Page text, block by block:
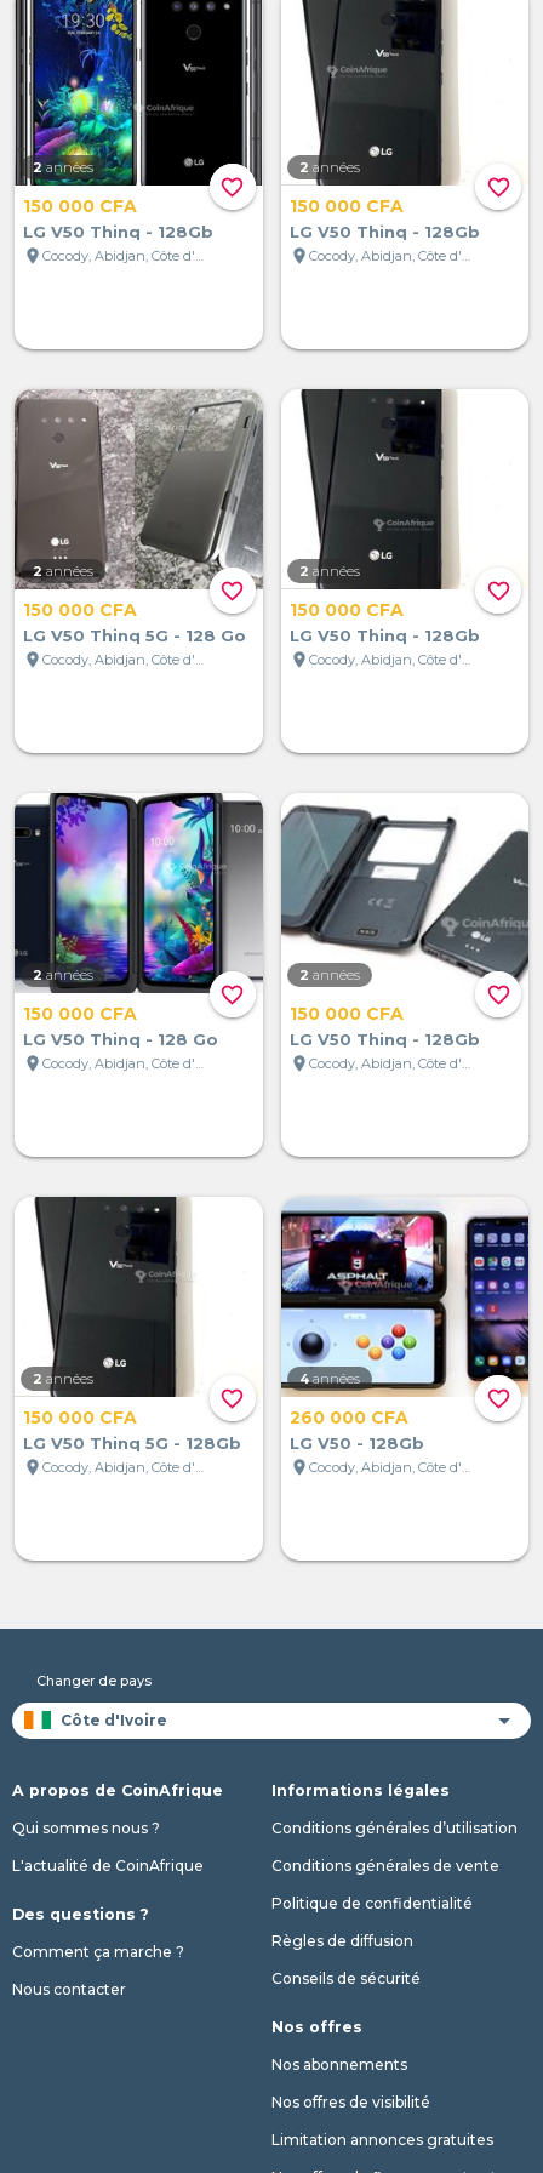
favorite_border
2 années
150 000 CFA
LG V50 Thinq - 128Gb
location_on
favorite_border
2 années
150 000 CFA
LG V50 Thinq - 128Gb
location_on
favorite_border
2 années
150 000 CFA
LG V50 Thinq 5G - 128 Go
location_on
favorite_border
2 années
150 000 CFA
LG V50 Thinq - 128Gb
location_on
favorite_border
2 années
150 000 CFA
LG V50 Thinq - 128 Go
location_on
favorite_border
2 années
150 000 CFA
LG V50 Thinq - 128Gb
location_on
favorite_border
2 années
150 000 CFA
LG V50 Thinq 5G - 128Gb
location_on
favorite_border
4 années
260 000 CFA
LG V50 - 128Gb
location_on
Changer de pays
A propos de CoinAfrique
Qui sommes nous ?
L'actualité de CoinAfrique
Des questions ?
Comment ça marche ?
Nous contacter
Informations légales
Conditions générales d’utilisation
Conditions générales de vente
Politique de confidentialité
Règles de diffusion
Conseils de sécurité
Nos offres
Nos abonnements
Nos offres de visibilité
Limitation annonces gratuites